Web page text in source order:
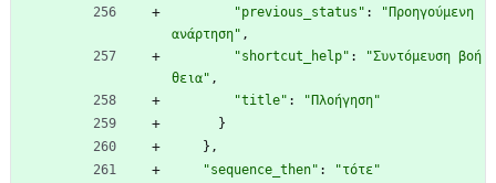
"previous_status" :
"Προηγούμενη
ανάρτηση" ,
"shortcut_help" :
"Συντόμευση βοή
θεια" ,
"title" :
"Πλοήγηση"
}
} ,
"sequence_then" :
"τότε"